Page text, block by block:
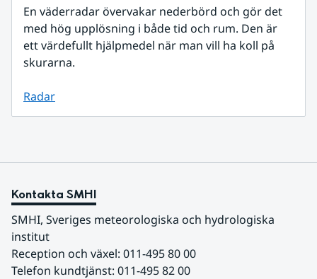
En väderradar övervakar nederbörd och gör det
med hög upplösning i både tid och rum. Den är
ett värdefullt hjälpmedel när man vill ha koll på
skurarna.
Radar
Kontakta SMHI
SMHI, Sveriges meteorologiska och hydrologiska
institut
Reception och växel: 011-495 80 00
Telefon kundtjänst: 011-495 82 00